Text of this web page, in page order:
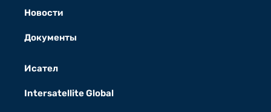
Новости
Документы
Исател
Intersatellite Global